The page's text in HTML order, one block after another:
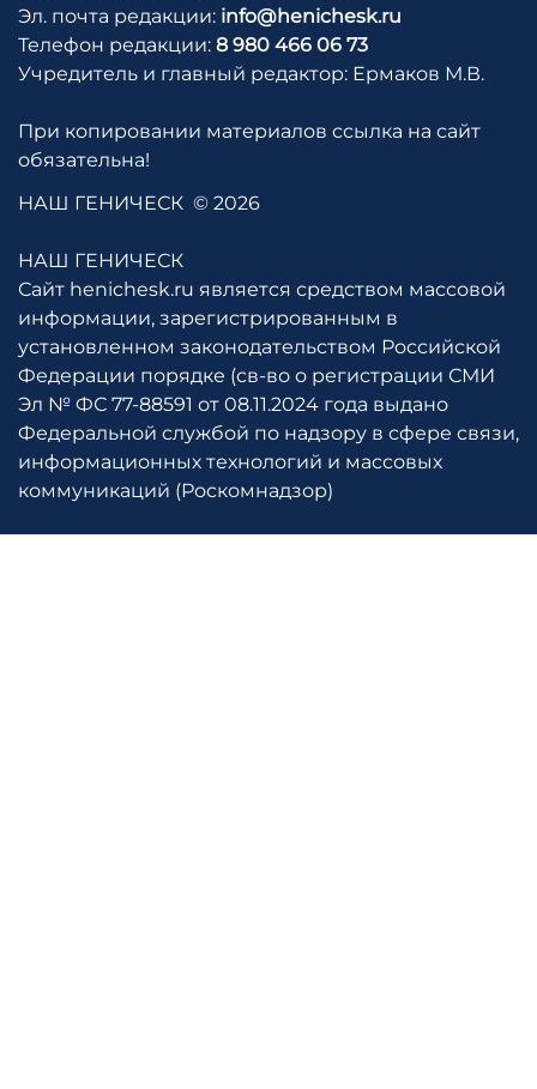
Эл. почта редакции: info@henichesk.ru
Телефон редакции: 8 980 466 06 73
Учредитель и главный редактор: Ермаков М.В.
При копировании материалов ссылка на сайт
обязательна!
НАШ ГЕНИЧЕСК © 2026
НАШ ГЕНИЧЕСК
Сайт henichesk.ru является средством массовой
информации, зарегистрированным в
установленном законодательством Российской
Федерации порядке (св-во о регистрации СМИ
Эл № ФС 77-88591 от 08.11.2024 года выдано
Федеральной службой по надзору в сфере связи,
информационных технологий и массовых
коммуникаций (Роскомнадзор)